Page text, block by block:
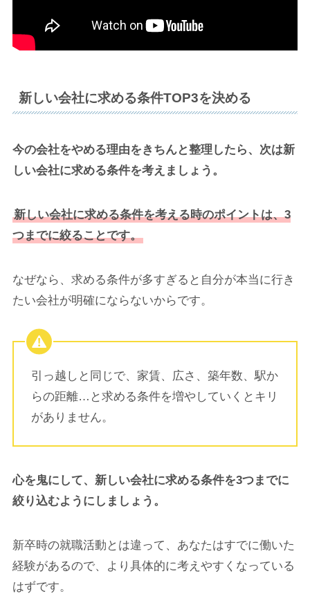
新しい会社に求める条件TOP3を決める
今の会社をやめる理由をきちんと整理したら、次は新
しい会社に求める条件を考えましょう。
新しい会社に求める条件を考える時のポイントは、3
つまでに絞ることです。
なぜなら、求める条件が多すぎると自分が本当に行き
たい会社が明確にならないからです。
引っ越しと同じで、家賃、広さ、築年数、駅か
らの距離…と求める条件を増やしていくとキリ
がありません。
心を鬼にして、新しい会社に求める条件を3つまでに
絞り込むようにしましょう。
新卒時の就職活動とは違って、あなたはすでに働いた
経験があるので、より具体的に考えやすくなっている
はずです。